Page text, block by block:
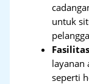
untuk
layanan
seperti